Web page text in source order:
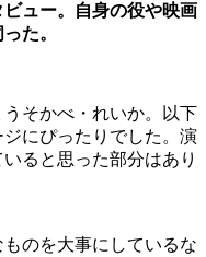
ュー。自身の役や映画
た。
そかべ・れいか。以下
にぴったりでした。演
ると思った部分はあり
のを大事にしているな